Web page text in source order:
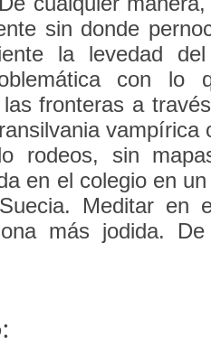
sin donde
la levedad
con lo
fronteras a
rodeos, sin
en el colegio en
Meditar en
más jodida.